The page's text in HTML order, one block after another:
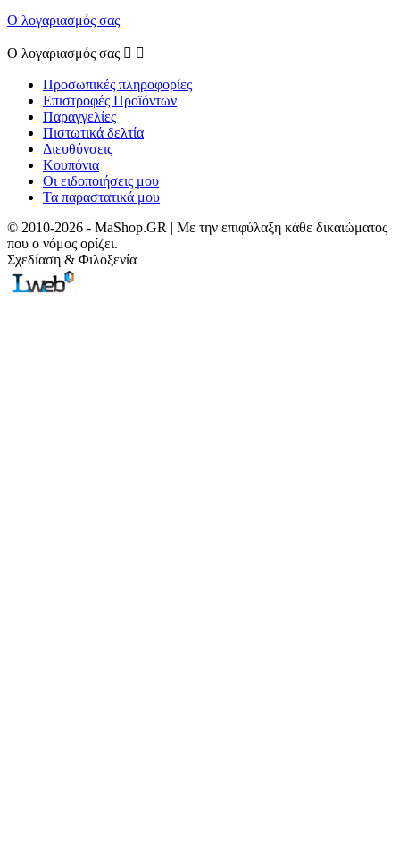
Ο λογαριασμός σας
Ο λογαριασμός σας  
Προσωπικές πληροφορίες
Επιστροφές Προϊόντων
Παραγγελίες
Πιστωτικά δελτία
Διευθύνσεις
Κουπόνια
Οι ειδοποιήσεις μου
Τα παραστατικά μου
© 2010-2026 - MaShop.GR | Με την επιφύλαξη κάθε δικαιώματος
που ο νόμος ορίζει.
Σχεδίαση & Φιλοξενία